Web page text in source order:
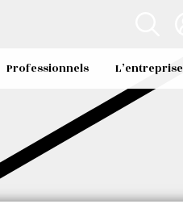
Professionnels L’entreprise